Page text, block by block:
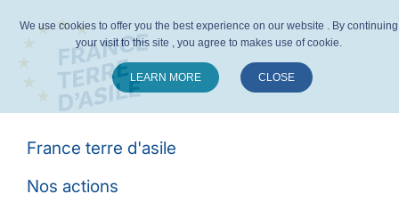
France terre d'asile
Nos actions
We use cookies to offer you the best experience on our website . By continuing
your visit to this site , you agree to makes use of cookie.
LEARN MORE CLOSE